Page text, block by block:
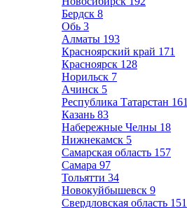
Бердск 8
Обь 3
Алматы 193
Красноярский край 171
Красноярск 128
Норильск 7
Ачинск 5
Республика Татарстан 161
Казань 83
Набережные Челны 18
Нижнекамск 5
Самарская область 157
Самара 97
Тольятти 34
Новокуйбышевск 9
Свердловская область 151